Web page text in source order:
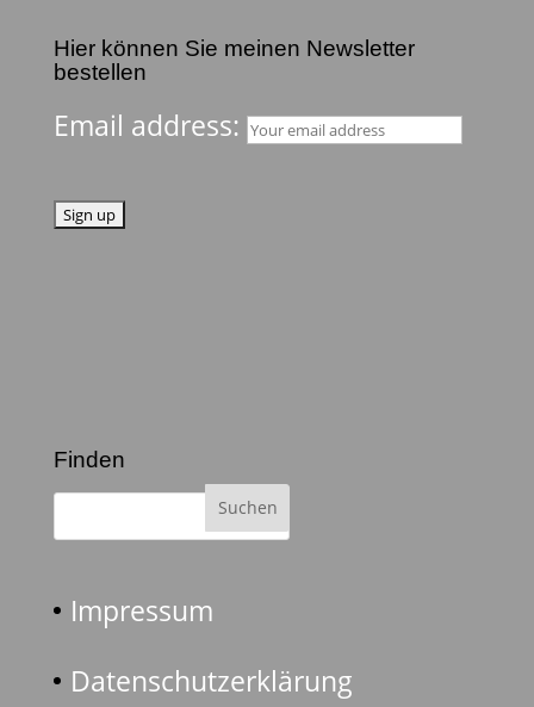
Hier können Sie meinen Newsletter
bestellen
Email address:
Finden
Impressum
Datenschutzerklärung